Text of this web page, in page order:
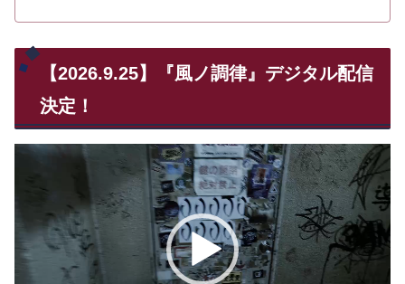
【2026.9.25】『風ノ調律』デジタル配信
決定！
レ
ー